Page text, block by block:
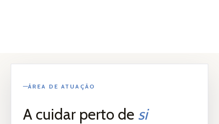
ÁREA DE ATUAÇÃO
A cuidar perto de si